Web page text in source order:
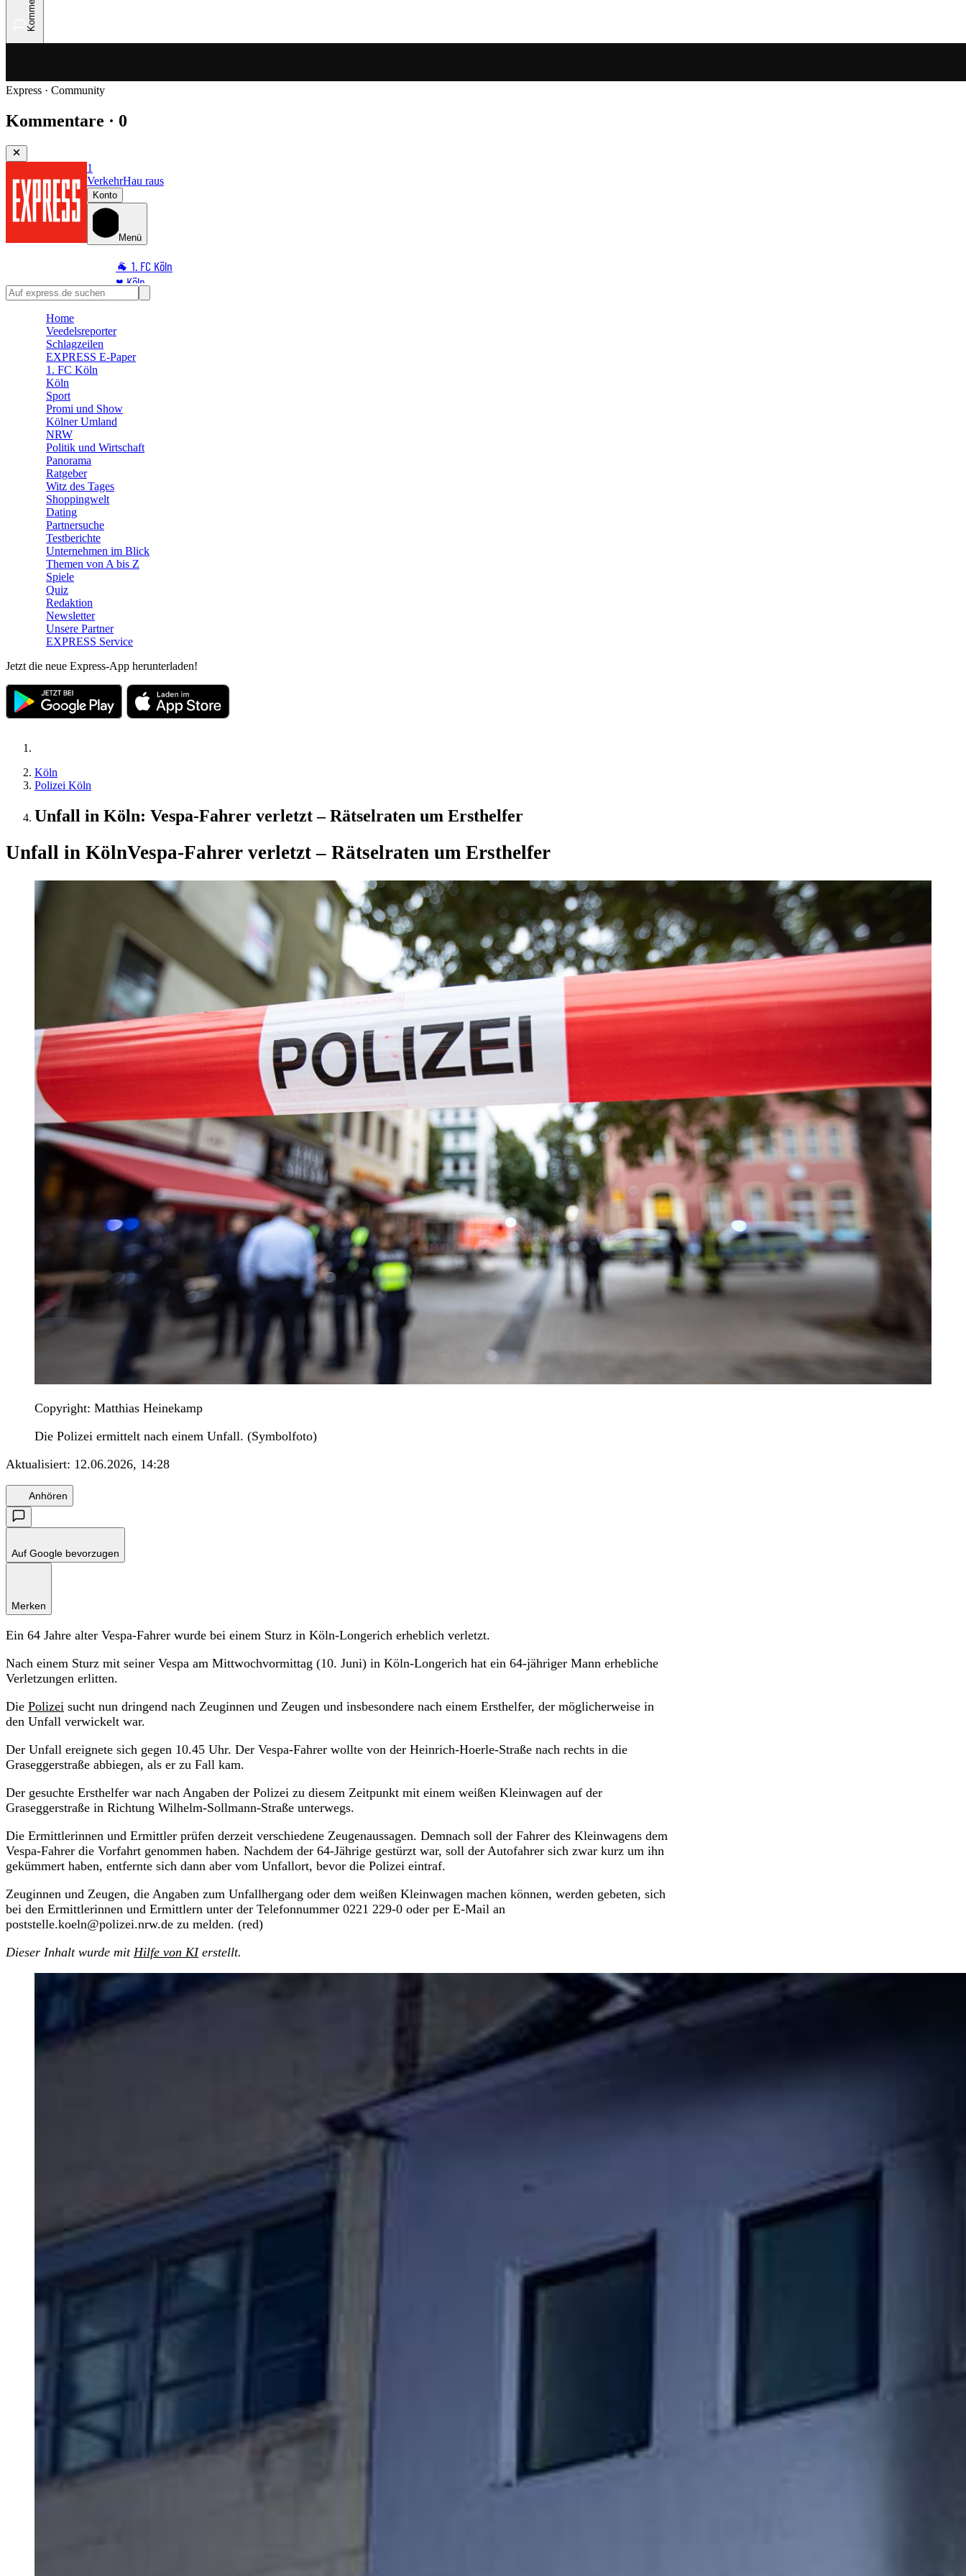
Express · Community
Kommentare · 0
1
VerkehrHau raus
Konto
Menü
🐐 1. FC Köln
♥️ Köln
⭐ Promi
🛒 Shoppingwelt
🧩 Spiele
Home
Veedelsreporter
Schlagzeilen
EXPRESS E-Paper
1. FC Köln
Köln
Sport
Promi und Show
Kölner Umland
NRW
Politik und Wirtschaft
Panorama
Ratgeber
Witz des Tages
Shoppingwelt
Dating
Partnersuche
Testberichte
Unternehmen im Blick
Themen von A bis Z
Spiele
Quiz
Redaktion
Newsletter
Unsere Partner
EXPRESS Service
Jetzt die neue Express-App herunterladen!
Köln
Polizei Köln
Unfall in Köln: Vespa-Fahrer verletzt – Rätselraten um Ersthelfer
Unfall in KölnVespa-Fahrer verletzt – Rätselraten um Ersthelfer
Copyright: Matthias Heinekamp
Die Polizei ermittelt nach einem Unfall. (Symbolfoto)
Aktualisiert: 12.06.2026, 14:28
Anhören
Auf Google bevorzugen
Merken
Ein 64 Jahre alter Vespa-Fahrer wurde bei einem Sturz in Köln-Longerich erheblich verletzt.
Nach einem Sturz mit seiner Vespa am Mittwochvormittag (10. Juni) in Köln-Longerich hat ein 64-jähriger Mann erhebliche
Verletzungen erlitten.
Die Polizei sucht nun dringend nach Zeuginnen und Zeugen und insbesondere nach einem Ersthelfer, der möglicherweise in
den Unfall verwickelt war.
Der Unfall ereignete sich gegen 10.45 Uhr. Der Vespa-Fahrer wollte von der Heinrich-Hoerle-Straße nach rechts in die
Graseggerstraße abbiegen, als er zu Fall kam.
Der gesuchte Ersthelfer war nach Angaben der Polizei zu diesem Zeitpunkt mit einem weißen Kleinwagen auf der
Graseggerstraße in Richtung Wilhelm-Sollmann-Straße unterwegs.
Die Ermittlerinnen und Ermittler prüfen derzeit verschiedene Zeugenaussagen. Demnach soll der Fahrer des Kleinwagens dem
Vespa-Fahrer die Vorfahrt genommen haben. Nachdem der 64-Jährige gestürzt war, soll der Autofahrer sich zwar kurz um ihn
gekümmert haben, entfernte sich dann aber vom Unfallort, bevor die Polizei eintraf.
Zeuginnen und Zeugen, die Angaben zum Unfallhergang oder dem weißen Kleinwagen machen können, werden gebeten, sich
bei den Ermittlerinnen und Ermittlern unter der Telefonnummer 0221 229-0 oder per E-Mail an
poststelle.koeln@polizei.nrw.de zu melden. (red)
Dieser Inhalt wurde mit Hilfe von KIerstellt.